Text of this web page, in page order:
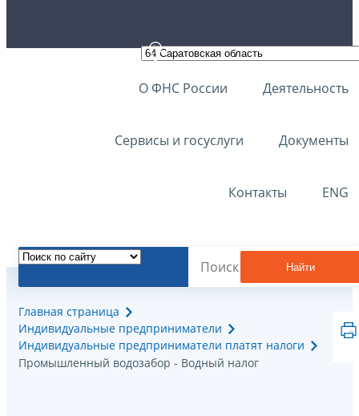
О ФНС России Деятельность
Сервисы и госуслуги Документы
Контакты ENG
Найти
Главная страница
Индивидуальные предприниматели
Индивидуальные предприниматели платят налоги
Промышленный водозабор - Водный налог